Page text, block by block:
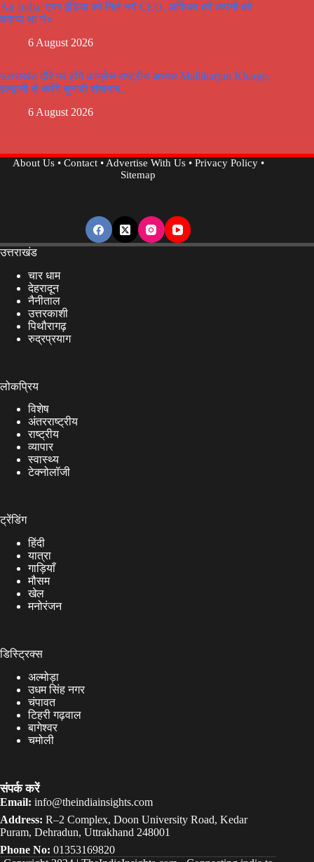
Air India: एयर इंडिया को मिले नये CEO, अर्फिका की कंपंनी को
बनाया था नं०
6 August 2026
उत्तराखंड दौरे पर होंगे कांग्रेस राष्ट्रीय अध्यक्ष Mallikarjun Kharge,
हल्द्वानी से करेंगे चुनावी शंखनाद..
6 August 2026
About Us• Contact•Advertise With Us• Privacy Policy•
Sitemap
उत्तराखंड
चार धाम
देहरादून
नैनीताल
उत्तरकाशी
पिथौरागढ़
रुद्रप्रयाग
लोकप्रिय
विशेष
अंतरराष्ट्रीय
राष्ट्रीय
व्यापार
स्वास्थ्य
टेक्नोलॉजी
ट्रेंडिंग
हिंदी
यात्रा
गाड़ियाँ
मौसम
खेल
मनोरंजन
डिस्ट्रिक्स
अल्मोड़ा
उधम सिंह नगर
चंपावत
टिहरी गढ़वाल
बागेश्वर
चमोली
संपर्क करें
Email: info@theindiainsights.com
Address: R–2 Complex, Doon University Road, Kedar
Puram, Dehradun, Uttrakhand 248001
Phone No: 01353169820